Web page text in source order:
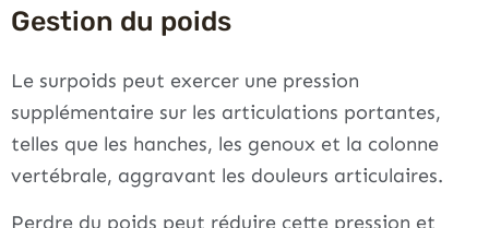
Gestion du poids
Le surpoids peut exercer une pression
supplémentaire sur les articulations portantes,
telles que les hanches, les genoux et la colonne
vertébrale, aggravant les douleurs articulaires.
Perdre du poids peut réduire cette pression et